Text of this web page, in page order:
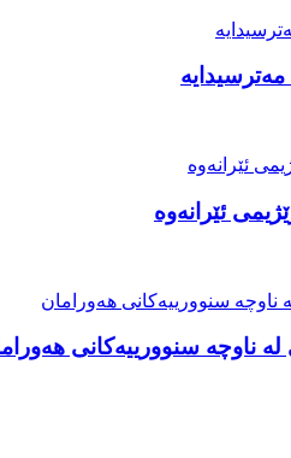
ئێرانەوە
ناوچە سنوورییەکانی